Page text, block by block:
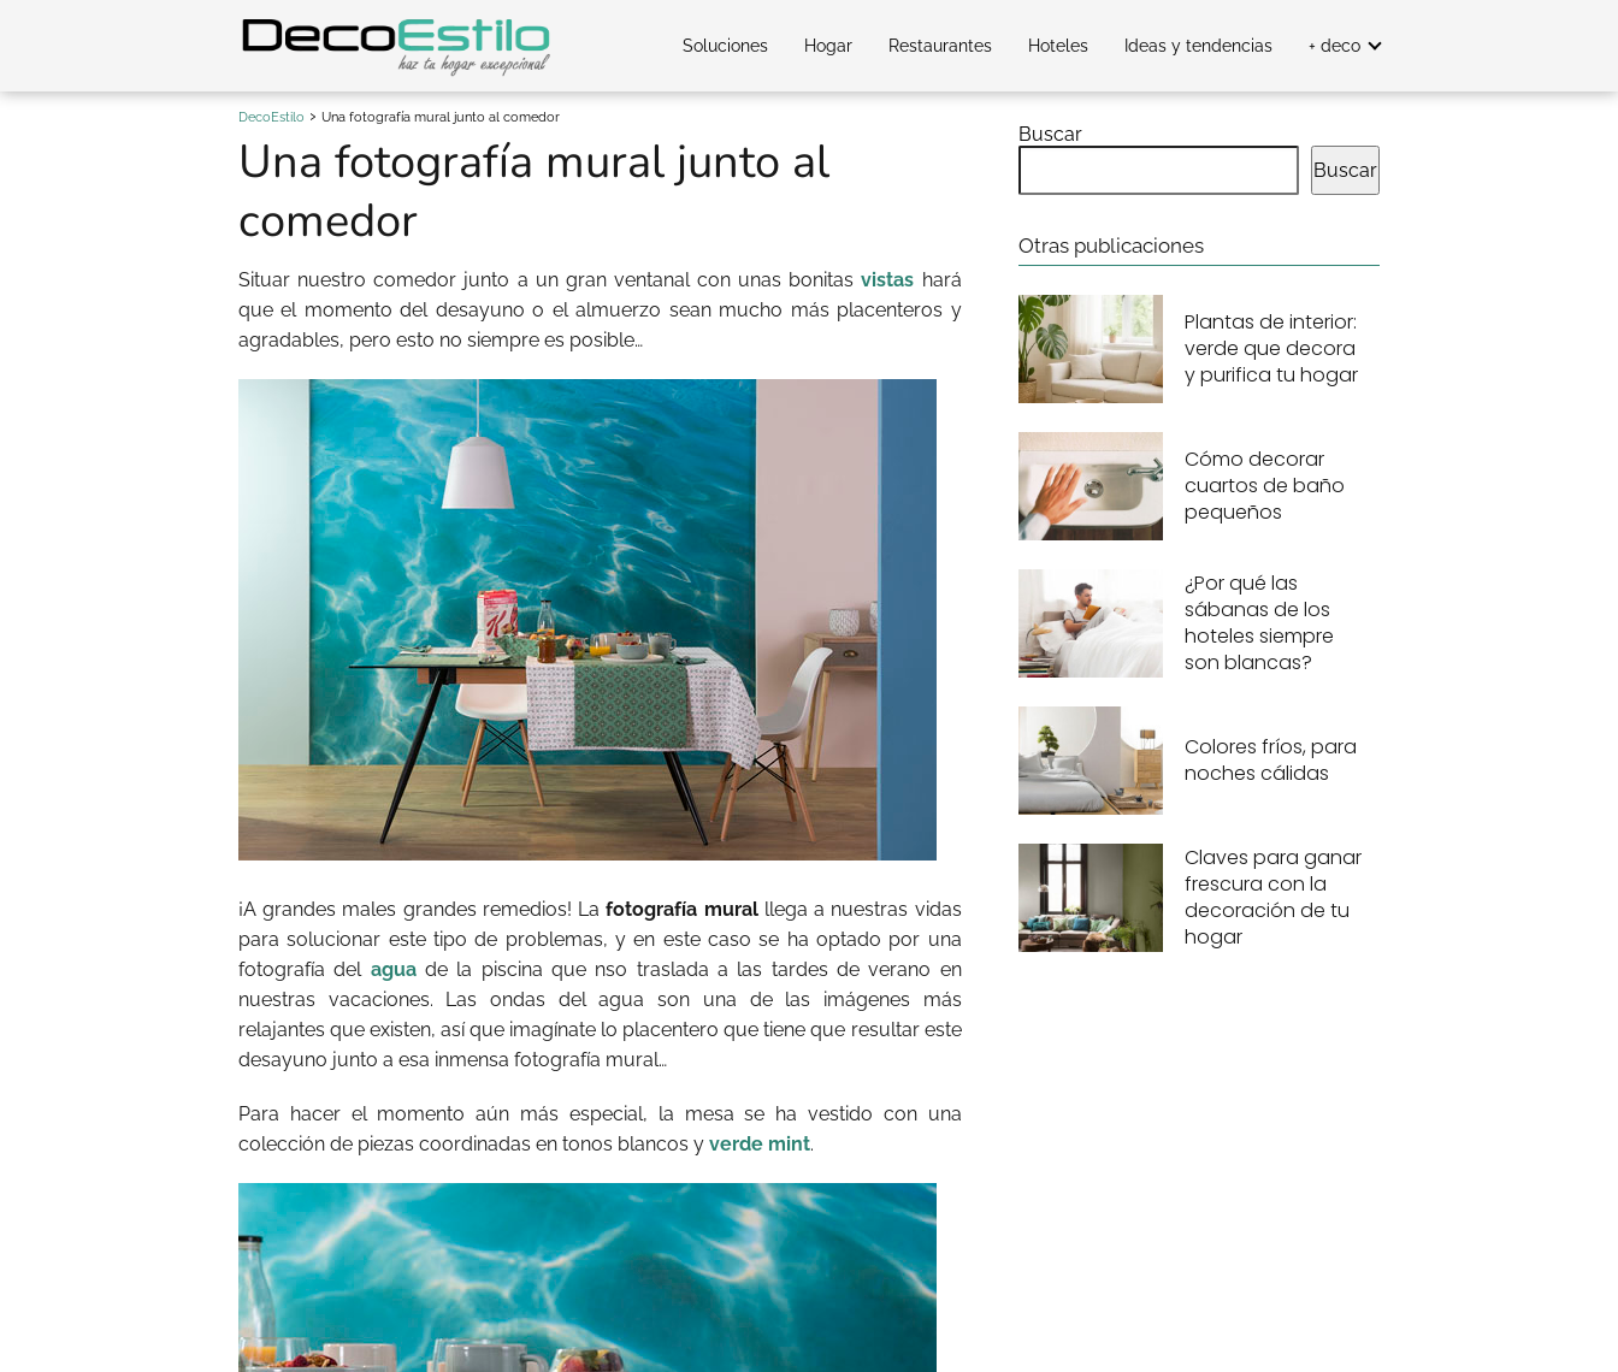
Soluciones Hogar Restaurantes Hoteles Ideas y tendencias + deco
DecoEstilo Una fotografía mural junto al comedor
Una fotografía mural junto al
comedor
Situar nuestro comedor junto a un gran ventanal con unas bonitasvistas hará
que el momento del desayuno o el almuerzo sean mucho más placenteros y
agradables, pero esto no siempre es posible…
¡A grandes males grandes remedios! Lafotografía muralllega a nuestras vidas
para solucionar este tipo de problemas, y en este caso se ha optado por una
fotografía del aguade la piscina que nso traslada a las tardes de verano en
nuestras vacaciones. Las ondas del agua son una de las imágenes más
relajantes que existen, así que imagínate lo placentero que tiene que resultar este
desayuno junto a esa inmensa fotografía mural…
Para hacer el momento aún más especial, la mesa se ha vestido con una
colección de piezas coordinadas en tonos blancos y verde mint.
Buscar
Buscar
Otras publicaciones
Plantas de interior:
verde que decora
y purifica tu hogar
Cómo decorar
cuartos de baño
pequeños
¿Por qué las
sábanas de los
hoteles siempre
son blancas?
Colores fríos, para
noches cálidas
Claves para ganar
frescura con la
decoración de tu
hogar